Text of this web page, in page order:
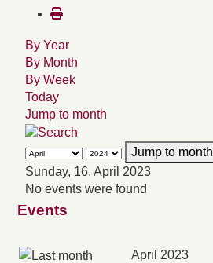
By Year
By Month
By Week
Today
Jump to month
Jump to month
Sunday, 16. April 2023
No events were found
Events
April 2023